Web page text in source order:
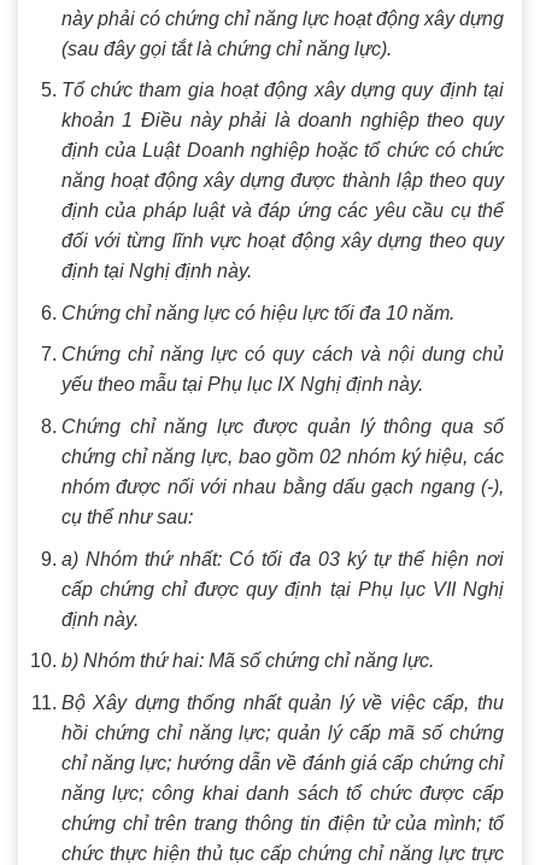
này phải có chứng chỉ năng lực hoạt động xây dựng
(sau đây gọi tắt là chứng chỉ năng lực).
Tổ chức tham gia hoạt động xây dựng quy định tại
khoản 1 Điều này phải là doanh nghiệp theo quy
định của Luật Doanh nghiệp hoặc tổ chức có chức
năng hoạt động xây dựng được thành lập theo quy
định của pháp luật và đáp ứng các yêu cầu cụ thể
đối với từng lĩnh vực hoạt động xây dựng theo quy
định tại Nghị định này.
Chứng chỉ năng lực có hiệu lực tối đa 10 năm.
Chứng chỉ năng lực có quy cách và nội dung chủ
yếu theo mẫu tại Phụ lục IX Nghị định này.
Chứng chỉ năng lực được quản lý thông qua số
chứng chỉ năng lực, bao gồm 02 nhóm ký hiệu, các
nhóm được nối với nhau bằng dấu gạch ngang (-),
cụ thể như sau:
a) Nhóm thứ nhất: Có tối đa 03 ký tự thể hiện nơi
cấp chứng chỉ được quy định tại Phụ lục VII Nghị
định này.
b) Nhóm thứ hai: Mã số chứng chỉ năng lực.
Bộ Xây dựng thống nhất quản lý về việc cấp, thu
hồi chứng chỉ năng lực; quản lý cấp mã số chứng
chỉ năng lực; hướng dẫn về đánh giá cấp chứng chỉ
năng lực; công khai danh sách tổ chức được cấp
chứng chỉ trên trang thông tin điện tử của mình; tổ
chức thực hiện thủ tục cấp chứng chỉ năng lực trực